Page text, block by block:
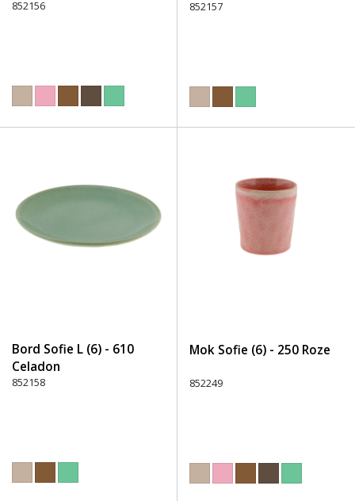
852156 852157
Bord Sofie L (6) - 610
Celadon
852158
Mok Sofie (6) - 250 Roze
852249